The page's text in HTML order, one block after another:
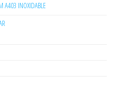
A403 INOXIDABLE